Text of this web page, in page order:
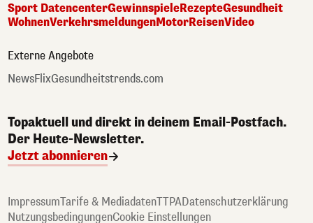
Sport DatencenterGewinnspieleRezepteGesundheit
WohnenVerkehrsmeldungenMotorReisenVideo
Externe Angebote
NewsFlixGesundheitstrends.com
Topaktuell und direkt in deinem Email-Postfach.
Der Heute-Newsletter.
Jetzt abonnieren
ImpressumTarife & MediadatenTTPADatenschutzerklärung
NutzungsbedingungenCookie Einstellungen